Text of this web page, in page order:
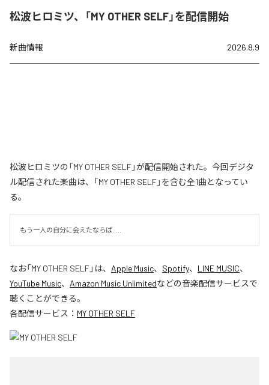
松波ヒロミツ、「MY OTHER SELF」を配信開始
新曲情報 2026.8.9
松波ヒロミツの「MY OTHER SELF」が配信開始された。今回デジタ
ル配信された楽曲は、「MY OTHER SELF」を含む全1曲となってい
る。
もう一人の自分に会えたならば.....
なお「MY OTHER SELF」は、 Apple Music、 Spotify、 LINE MUSIC、
YouTube Music、 Amazon Music Unlimitedなどの音楽配信サービスで
聴くことができる。
各配信サービス： MY OTHER SELF